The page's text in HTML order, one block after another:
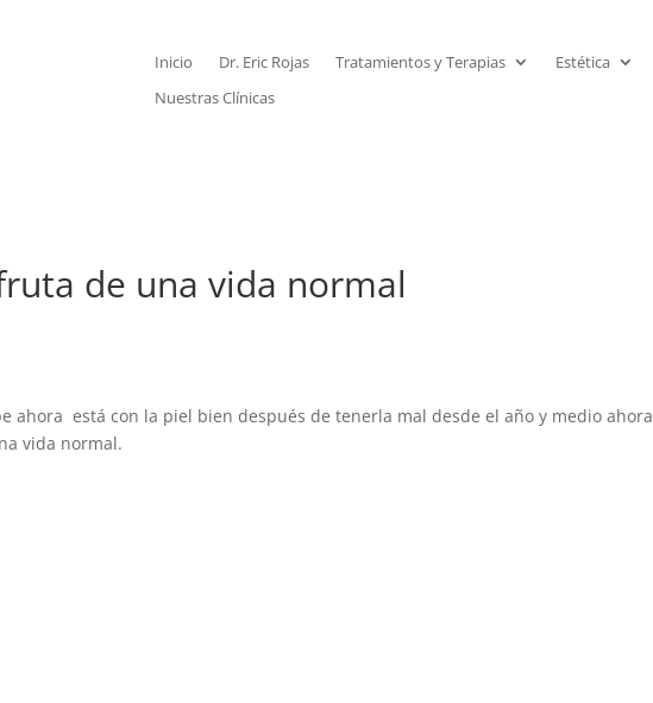
Inicio Dr. Eric Rojas Tratamientos y Terapias Estética
Nuestras Clínicas
de una vida normal
ahora está con la piel bien después de tenerla mal desde el año y medio ahora
vida normal.